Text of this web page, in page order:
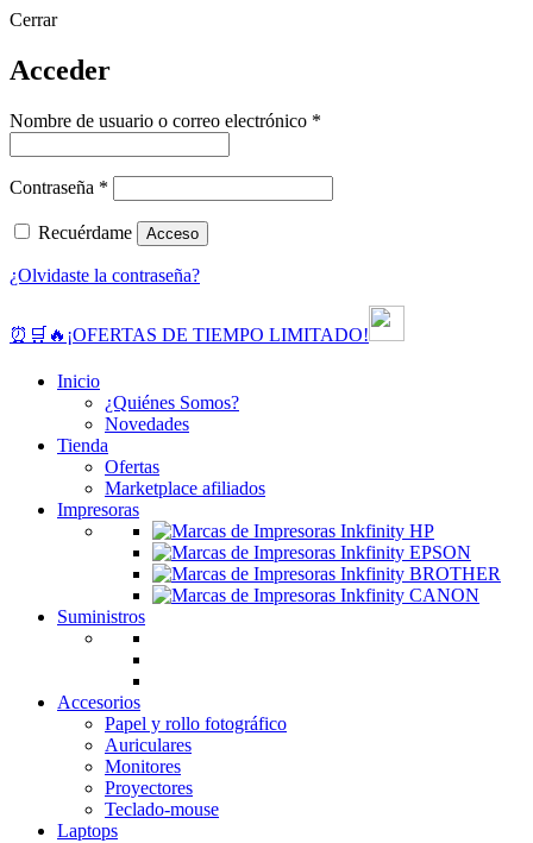
Cerrar
Acceder
Nombre de usuario o correo electrónico *
Contraseña *
Recuérdame Acceso
¿Olvidaste la contraseña?
⏰🛒🔥¡OFERTAS DE TIEMPO LIMITADO!
Inicio
¿Quiénes Somos?
Novedades
Tienda
Ofertas
Marketplace afiliados
Impresoras
Suministros
Accesorios
Papel y rollo fotográfico
Auriculares
Monitores
Proyectores
Teclado-mouse
Laptops